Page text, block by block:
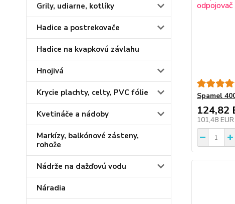
Grily, udiarne, kotlíky
Hadice a postrekovače
Hadice na kvapkovú závlahu
Hnojivá
Krycie plachty, celty, PVC fólie
Kvetináče a nádoby
Markízy, balkónové zásteny,
rohože
Nádrže na dažďovú vodu
Náradia
Spamel
124,82
101,48 EUR